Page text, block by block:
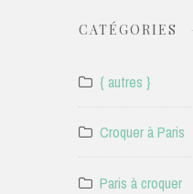
CATÉGORIES
{ autres }
Croquer à Paris
Paris à croquer